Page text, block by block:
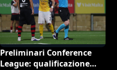
Preliminari Conference
League: qualificazione